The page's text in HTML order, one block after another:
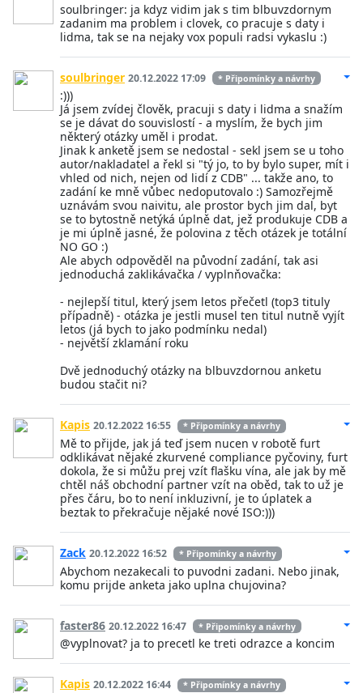
soulbringer: ja kdyz vidim jak s tim blbuvzdornym
zadanim ma problem i clovek, co pracuje s daty i
lidma, tak se na nejaky vox populi radsi vykaslu :)
soulbringer 20.12.2022 17:09 * Připomínky a návrhy
:)))
Já jsem zvídej člověk, pracuji s daty i lidma a snažím
se je dávat do souvislostí - a myslím, že bych jim
některý otázky uměl i prodat.
Jinak k anketě jsem se nedostal - sekl jsem se u toho
autor/nakladatel a řekl si "tý jo, to by bylo super, mít i
vhled od nich, nejen od lidí z CDB" ... takže ano, to
zadání ke mně vůbec nedoputovalo :) Samozřejmě
uznávám svou naivitu, ale prostor bych jim dal, byt
se to bytostně netýká úplně dat, jež produkuje CDB a
je mi úplně jasné, že polovina z těch otázek je totální
NO GO :)
Ale abych odpověděl na původní zadání, tak asi
jednoduchá zaklikávačka / vyplnňovačka:
- nejlepší titul, který jsem letos přečetl (top3 tituly
případně) - otázka je jestli musel ten titul nutně vyjít
letos (já bych to jako podmínku nedal)
- největší zklamání roku
Dvě jednoduchý otázky na blbuvzdornou anketu
budou stačit ni?
Kapis 20.12.2022 16:55 * Připomínky a návrhy
Mě to přijde, jak já teď jsem nucen v robotě furt
odklikávat nějaké zkurvené compliance pyčoviny, furt
dokola, že si můžu prej vzít flašku vína, ale jak by mě
chtěl náš obchodní partner vzít na oběd, tak to už je
přes čáru, bo to není inkluzivní, je to úplatek a
beztak to překračuje nějaké nové ISO:)))
Zack 20.12.2022 16:52 * Připomínky a návrhy
Abychom nezakecali to puvodni zadani. Nebo jinak,
komu prijde anketa jako uplna chujovina?
faster86 20.12.2022 16:47 * Připomínky a návrhy
@vyplnovat? ja to precetl ke treti odrazce a koncim
Kapis 20.12.2022 16:44 * Připomínky a návrhy